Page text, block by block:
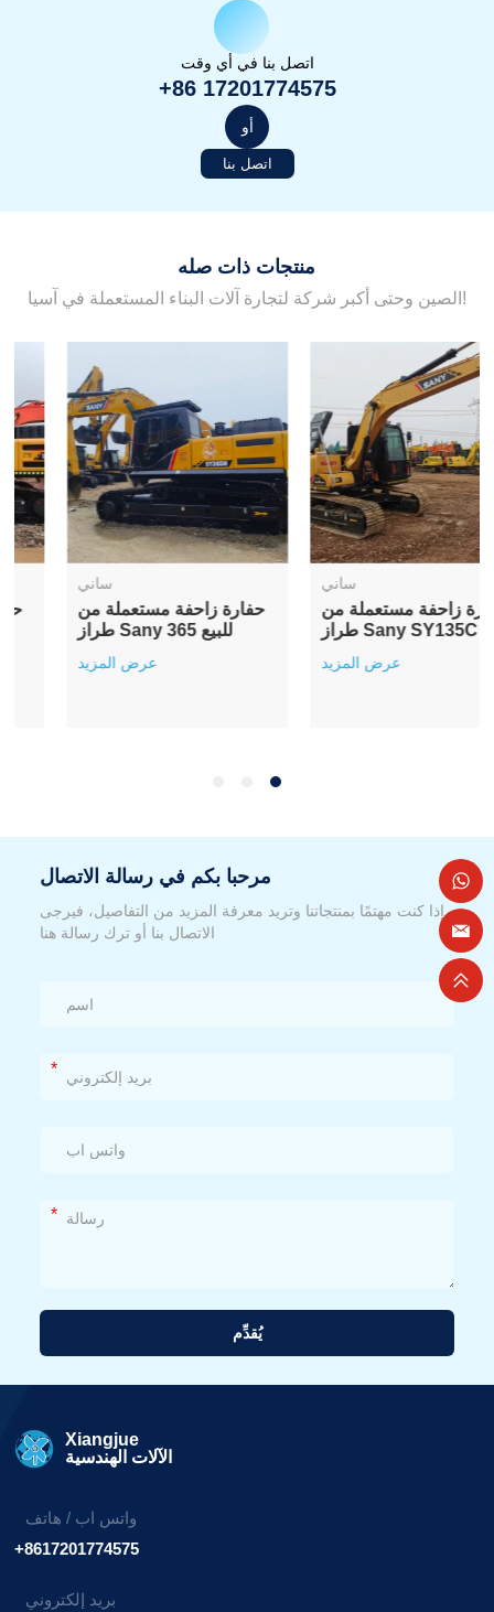
اتصل بنا في أي وقت
+86 17201774575
أو
اتصل بنا
منتجات ذات صله
الصين وحتى أكبر شركة لتجارة آلات البناء المستعملة في آسيا!
حفارة زاحفة مستعملة من
طراز Sany 365 للبيع
عرض المزيد
حفارة زاحفة مستعملة من
طراز Sany SY135C للبيع
عرض المزيد
مرحبا بكم في رسالة الاتصال
إذا كنت مهتمًا بمنتجاتنا وتريد معرفة المزيد من التفاصيل، فيرجى
الاتصال بنا أو ترك رسالة هنا
*
*
يُقدِّم
Xiangjue
الآلات الهندسية
واتس اب / هاتف
+8617201774575
بريد إلكتروني